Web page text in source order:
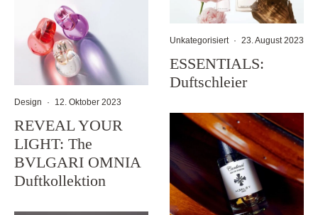
Design · 12. Oktober 2023
REVEAL YOUR
LIGHT: The
BVLGARI OMNIA
Duftkollektion
Unkategorisiert · 23. August 2023
ESSENTIALS:
Duftschleier